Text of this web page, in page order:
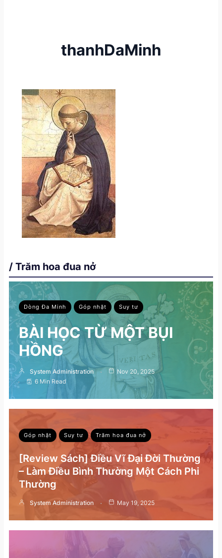
thanhDaMinh
/ Trăm hoa đua nở
Dòng Đa Minh Góp nhặt Suy tư
BÀI HỌC TỪ MỘT BỤI
HỒNG
System Administration
Nov 20, 2025
6 Min Read
Góp nhặt Suy tư Trăm hoa đua nở
[Review Sách] Điều Vĩ Đại Đời Thường
– Làm Điều Bình Thường Một Cách Phi
Thường
System Administration May 19, 2025